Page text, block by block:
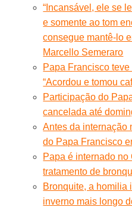
“Incansável, ele se
e somente ao tom
consegue mantê-lo
Marcello Semeraro
Papa Francisco
“Acordou e tomou
Participação do
cancelada até
Antes da internação
do Papa Francisco
Papa é internado
tratamento de
Bronquite, a homilia
inverno mais longo